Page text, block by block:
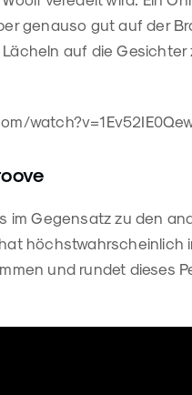
genauso gut auf der
auf die
im Gegensatz zu den
höchstwahrscheinlich
und rundet dieses